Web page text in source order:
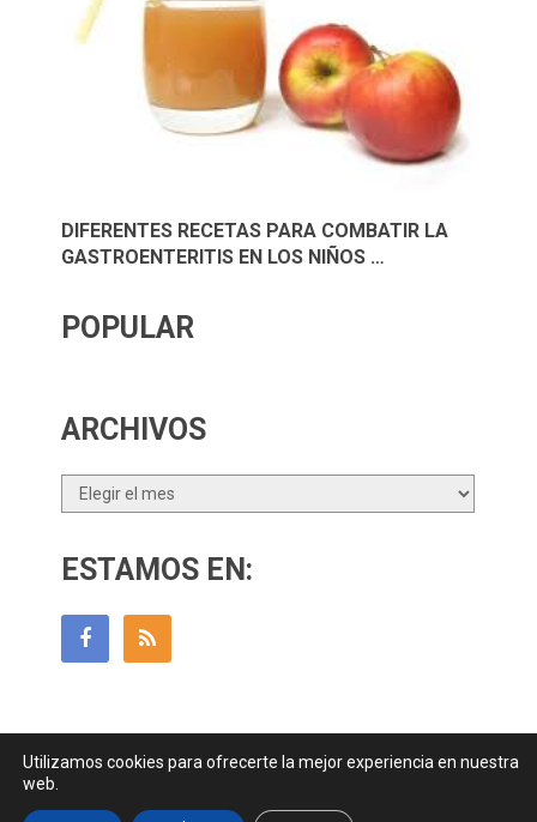
DIFERENTES RECETAS PARA COMBATIR LA
GASTROENTERITIS EN LOS NIÑOS …
POPULAR
ARCHIVOS
Archivos
ESTAMOS EN:
Contactar|| Datos Legales y Privacidady
Utilizamos cookies para ofrecerte la mejor experiencia en nuestra
web.